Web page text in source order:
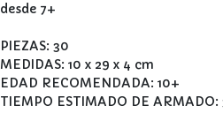
desde 7+
PIEZAS: 30
MEDIDAS: 10 x 29 x 4 cm
EDAD RECOMENDADA: 10+
TIEMPO ESTIMADO DE